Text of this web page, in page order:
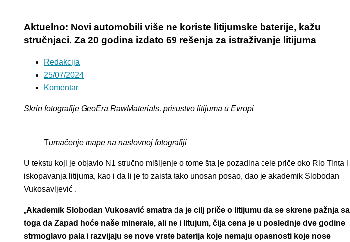
Aktuelno: Novi automobili više ne koriste litijumske baterije, kažu
stručnjaci. Za 20 godina izdato 69 rešenja za istraživanje litijuma
Redakcija
25/07/2024
Komentar
Skrin fotografije GeoEra RawMaterials, prisustvo litijuma u Evropi
Tumačenje mape na naslovnoj fotografiji
U tekstu koji je objavio N1 stručno mišljenje o tome šta je pozadina cele priče oko Rio Tinta i
iskopavanja litijuma, kao i da li je to zaista tako unosan posao, dao je akademik Slobodan
Vukosavljević .
„Akademik Slobodan Vukosavić smatra da je cilj priče o litijumu da se skrene pažnja sa
toga da Zapad hoće naše minerale, ali ne i litujum, čija cena je u poslednje dve godine
strmoglavo pala i razvijaju se nove vrste baterija koje nemaju opasnosti koje nose